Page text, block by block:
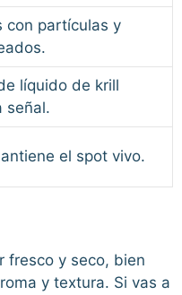
con partículas y
líquido de krill
señal.
el spot vivo.
fresco y seco, bien
y textura. Si vas a